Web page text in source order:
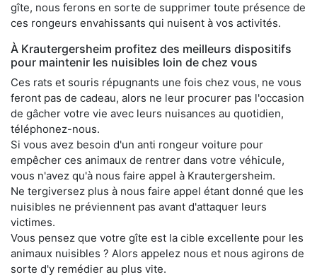
gîte, nous ferons en sorte de supprimer toute présence de
ces rongeurs envahissants qui nuisent à vos activités.
À Krautergersheim profitez des meilleurs dispositifs
pour maintenir les nuisibles loin de chez vous
Ces rats et souris répugnants une fois chez vous, ne vous
feront pas de cadeau, alors ne leur procurer pas l'occasion
de gâcher votre vie avec leurs nuisances au quotidien,
téléphonez-nous.
Si vous avez besoin d'un anti rongeur voiture pour
empêcher ces animaux de rentrer dans votre véhicule,
vous n'avez qu'à nous faire appel à Krautergersheim.
Ne tergiversez plus à nous faire appel étant donné que les
nuisibles ne préviennent pas avant d'attaquer leurs
victimes.
Vous pensez que votre gîte est la cible excellente pour les
animaux nuisibles ? Alors appelez nous et nous agirons de
sorte d'y remédier au plus vite.